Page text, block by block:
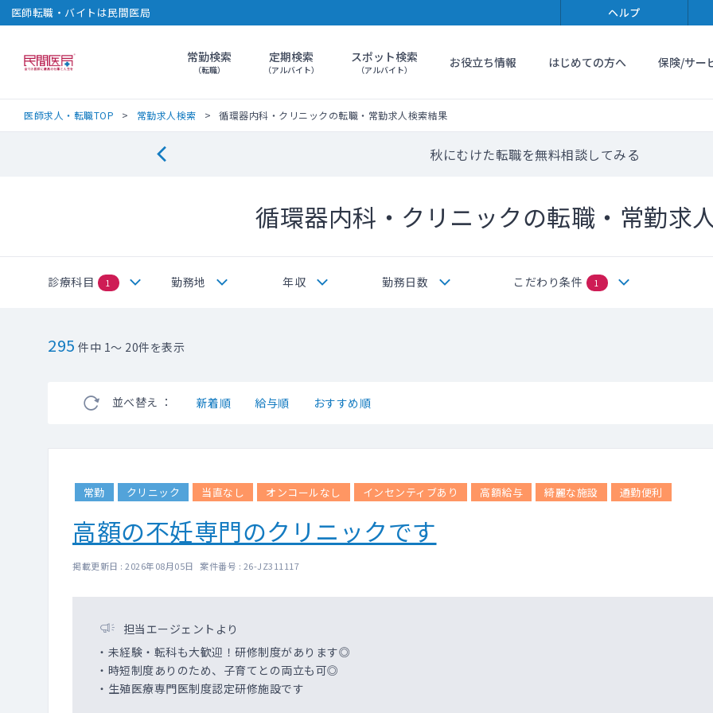
医師転職・バイトは民間医局 ヘルプ
民間医局常勤検索
（転職）
定期検索
（アルバイト）
スポット検索
（アルバイト） お役立ち情報 はじめての方へ 保険/サー
医師求人・転職TOP 常勤求人検索 循環器内科・クリニックの転職・常勤求人検索結果
秋にむけた転職を無料相談してみる
循環器内科・クリニックの転職・常勤求
診療科目 1 勤務地 年収 勤務日数 こだわり条件 1
295 件中 1～ 20件を表示
並べ替え ： 新着順 給与順 おすすめ順
常勤 クリニック 当直なし オンコールなし インセンティブあり 高額給与 綺麗な施設 通勤便利
高額の不妊専門のクリニックです
掲載更新日 : 2026年08月05日 案件番号 : 26-JZ311117
担当エージェントより
・未経験・転科も大歓迎！研修制度があります◎
・時短制度ありのため、子育てとの両立も可◎
・生殖医療専門医制度認定研修施設です